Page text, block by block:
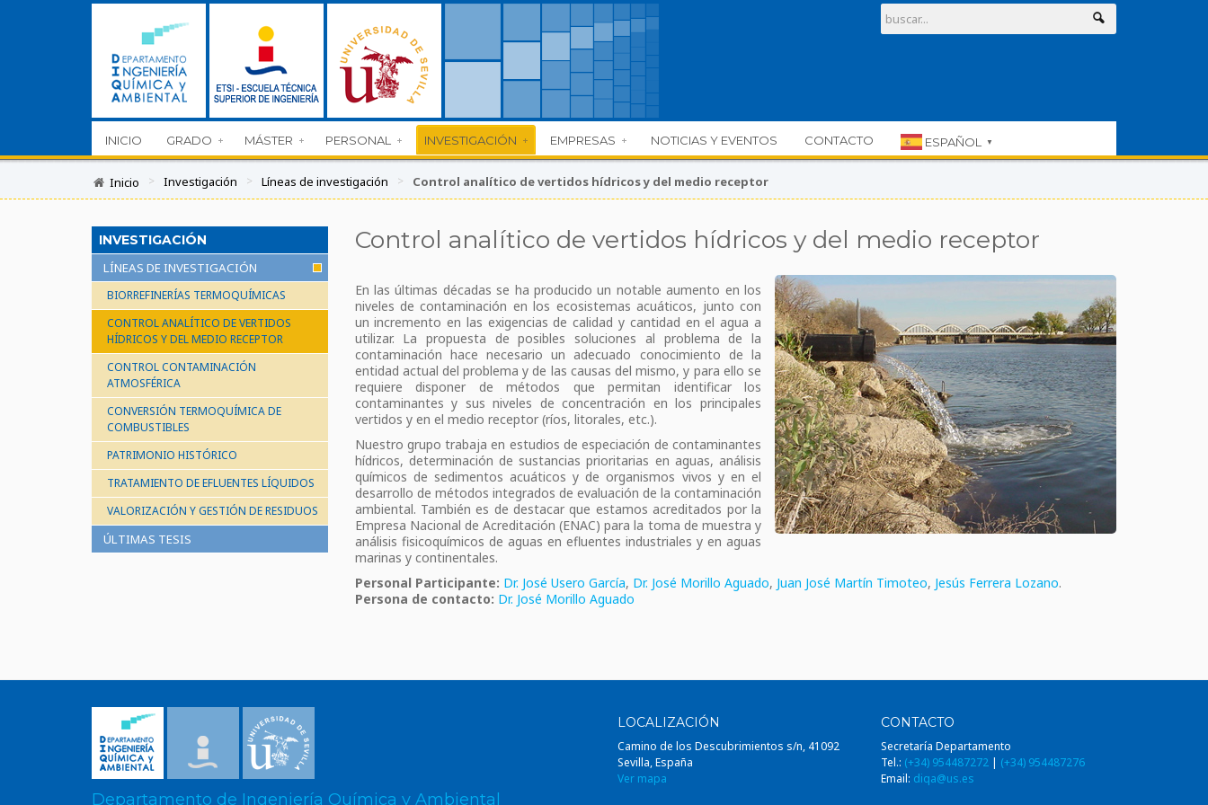
INICIO GRADO MÁSTER PERSONAL INVESTIGACIÓN EMPRESAS NOTICIAS Y EVENTOS CONTACTO ESPAÑOL ▼
Inicio > Investigación > Líneas de investigación > Control analítico de vertidos hídricos y del medio receptor
INVESTIGACIÓN
LÍNEAS DE INVESTIGACIÓN
BIORREFINERÍAS TERMOQUÍMICAS
CONTROL ANALÍTICO DE VERTIDOS
HÍDRICOS Y DEL MEDIO RECEPTOR
CONTROL CONTAMINACIÓN
ATMOSFÉRICA
CONVERSIÓN TERMOQUÍMICA DE
COMBUSTIBLES
PATRIMONIO HISTÓRICO
TRATAMIENTO DE EFLUENTES LÍQUIDOS
VALORIZACIÓN Y GESTIÓN DE RESIDUOS
ÚLTIMAS TESIS
Control analítico de vertidos hídricos y del medio receptor
En las últimas décadas se ha producido un notable aumento en los
niveles de contaminación en los ecosistemas acuáticos, junto con
un incremento en las exigencias de calidad y cantidad en el agua a
utilizar. La propuesta de posibles soluciones al problema de la
contaminación hace necesario un adecuado conocimiento de la
entidad actual del problema y de las causas del mismo, y para ello se
requiere disponer de métodos que permitan identificar los
contaminantes y sus niveles de concentración en los principales
vertidos y en el medio receptor (ríos, litorales, etc.).
Nuestro grupo trabaja en estudios de especiación de contaminantes
hídricos, determinación de sustancias prioritarias en aguas, análisis
químicos de sedimentos acuáticos y de organismos vivos y en el
desarrollo de métodos integrados de evaluación de la contaminación
ambiental. También es de destacar que estamos acreditados por la
Empresa Nacional de Acreditación (ENAC) para la toma de muestra y
análisis fisicoquímicos de aguas en efluentes industriales y en aguas
marinas y continentales.
Personal Participante: Dr. José Usero García, Dr. José Morillo Aguado, Juan José Martín Timoteo, Jesús Ferrera Lozano.
Persona de contacto: Dr. José Morillo Aguado
Departamento de Ingeniería Química y Ambiental
LOCALIZACIÓN
Camino de los Descubrimientos s/n, 41092
Sevilla, España
Ver mapa
CONTACTO
Secretaría Departamento
Tel.: (+34) 954487272| (+34) 954487276
Email: diqa@us.es